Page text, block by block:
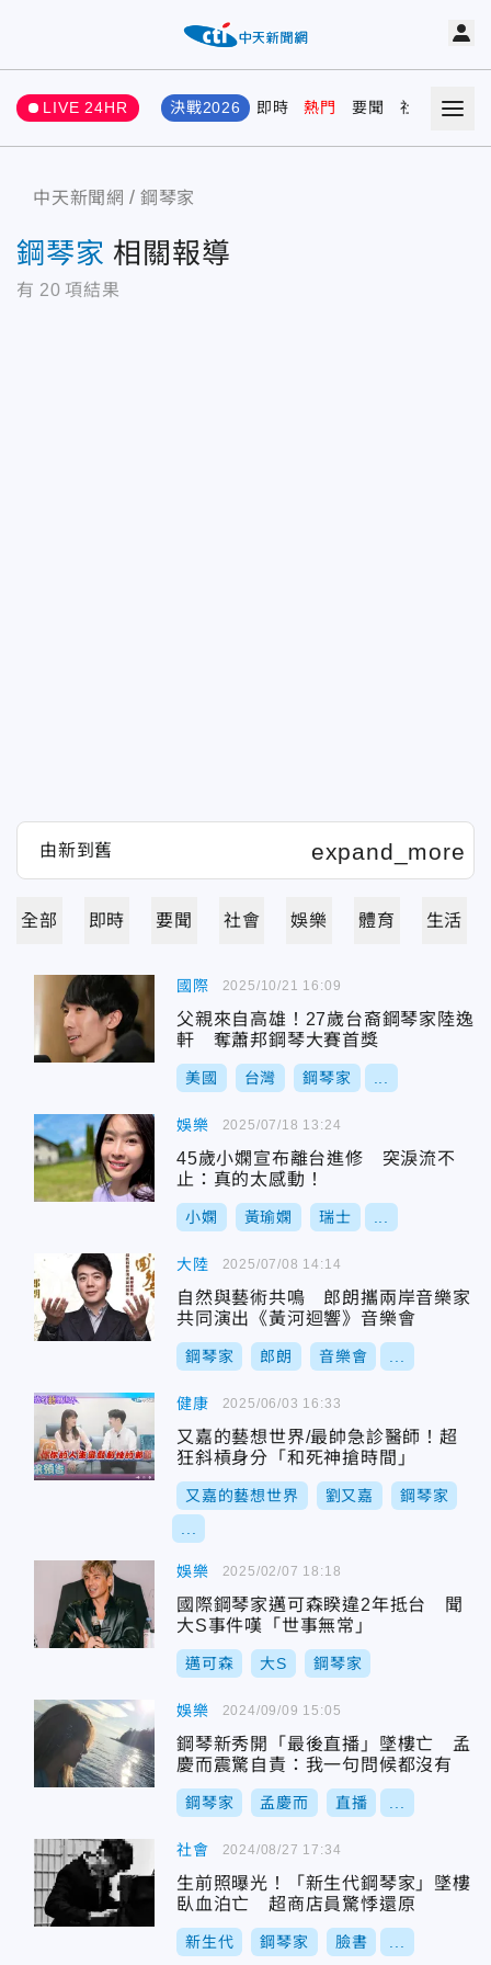
LIVE 24HR 決戰2026 即時 熱門 要聞 社會 娛樂
中天新聞網 鋼琴家
鋼琴家 相關報導
有 20 項結果
全部 即時 要聞 社會 娛樂 體育 生活
國際
父親來自高雄！27歲台裔鋼琴家陸逸
軒 奪蕭邦鋼琴大賽首獎
美國 台灣 鋼琴家
2025/10/21 16:09
娛樂
45歲小嫻宣布離台進修 突淚流不
止：真的太感動！
小嫻 黃瑜嫻 瑞士
2025/07/18 13:24
大陸
自然與藝術共鳴 郎朗攜兩岸音樂家
共同演出《黃河迴響》音樂會
鋼琴家 郎朗 音樂會
2025/07/08 14:14
健康
又嘉的藝想世界/最帥急診醫師！超
狂斜槓身分「和死神搶時間」
又嘉的藝想世界 劉又嘉 鋼琴家
2025/06/03 16:33
娛樂
國際鋼琴家邁可森睽違2年抵台 聞
大S事件嘆「世事無常」
邁可森 大S 鋼琴家
2025/02/07 18:18
娛樂
鋼琴新秀開「最後直播」墜樓亡 孟
慶而震驚自責：我一句問候都沒有
鋼琴家 孟慶而 直播
2024/09/09 15:05
社會
生前照曝光！「新生代鋼琴家」墜樓
臥血泊亡 超商店員驚悸還原
新生代 鋼琴家 臉書
2024/08/27 17:34